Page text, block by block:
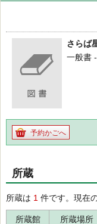
さらば
一般書
予約かごへ
所蔵
所蔵は 1 件です。現在
所蔵館 所蔵場所